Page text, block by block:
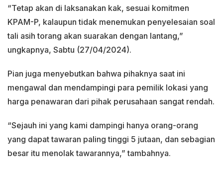
“Tetap akan di laksanakan kak, sesuai komitmen
KPAM-P, kalaupun tidak menemukan penyelesaian soal
tali asih torang akan suarakan dengan lantang,”
ungkapnya, Sabtu (27/04/2024).
Pian juga menyebutkan bahwa pihaknya saat ini
mengawal dan mendampingi para pemilik lokasi yang
harga penawaran dari pihak perusahaan sangat rendah.
“Sejauh ini yang kami dampingi hanya orang-orang
yang dapat tawaran paling tinggi 5 jutaan, dan sebagian
besar itu menolak tawarannya,” tambahnya.